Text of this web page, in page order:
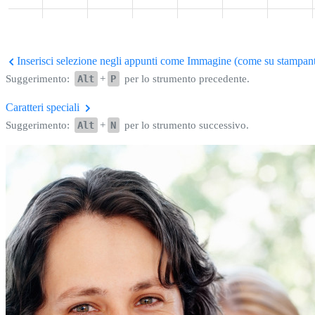
Inserisci selezione negli appunti come Immagine (come su
Suggerimento: Alt + P per lo strumento precedente.
Caratteri speciali
Suggerimento: Alt + N per lo strumento successivo.